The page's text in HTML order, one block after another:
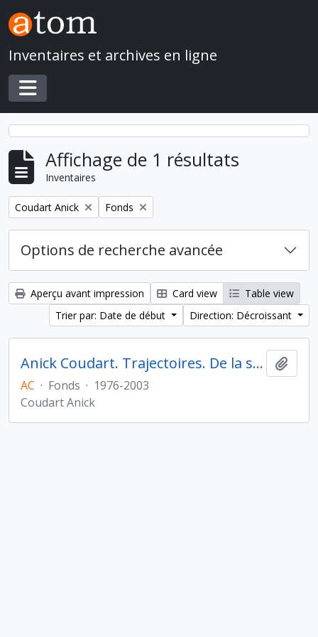
Skip to main content
Inventaires et archives en ligne
Toggle navigation
Affichage de 1 résultats
Inventaires
Remove filter:
Coudart Anick Remove filter:
Fonds
Options de recherche avancée
Aperçu avant impression Card view
Table view
Trier par: Date de début
Direction: Décroissant
Anick Coudart. Trajectoires. De la sédentarisation à l'État
AC · Fonds · 1976-2003
Coudart Anick